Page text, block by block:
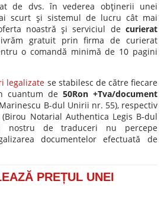
de dvs. în vederea obţinerii unei
scurt şi sistemul de lucru cât mai
noastră şi serviciul de curierat
gratuit prin firma de curierat
o comandă minimă de 10 pagini
legalizate se stabilesc de către fiecare
cuantum de 50Ron +Tva/document
B-dul Unirii nr. 55), respectiv
(Birou Notarial Authentica Legis B-dul
nostru de traduceri nu percepe
documentelor efectuată de
PREȚUL UNEI